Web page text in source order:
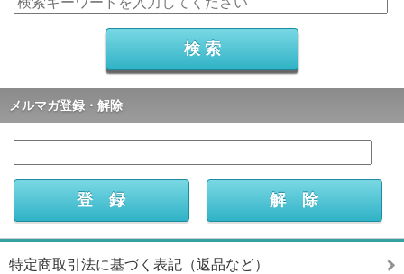
メルマガ登録・解除
特定商取引法に基づく表記（返品など）